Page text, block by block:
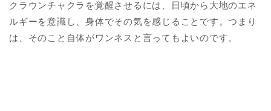
クラウンチャクラを覚醒させるには、日頃から大地のエネ
ルギーを意識し、身体でその気を感じることです。つまり
は、そのこと自体がワンネスと言ってもよいのです。